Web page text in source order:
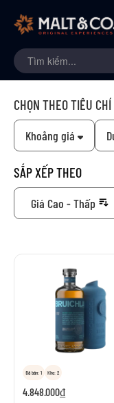
CHỌN THEO TIÊU CHÍ
Khoảng giá
SẮP XẾP THEO
Giá Cao - Thấp
Đã bán: 1 Kho: 2
4.848.000₫